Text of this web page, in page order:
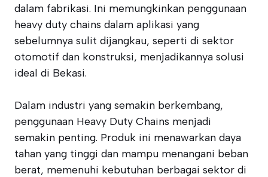
dalam fabrikasi. Ini memungkinkan penggunaan
heavy duty chains dalam aplikasi yang
sebelumnya sulit dijangkau, seperti di sektor
otomotif dan konstruksi, menjadikannya solusi
ideal di Bekasi.
Dalam industri yang semakin berkembang,
penggunaan Heavy Duty Chains menjadi
semakin penting. Produk ini menawarkan daya
tahan yang tinggi dan mampu menangani beban
berat, memenuhi kebutuhan berbagai sektor di